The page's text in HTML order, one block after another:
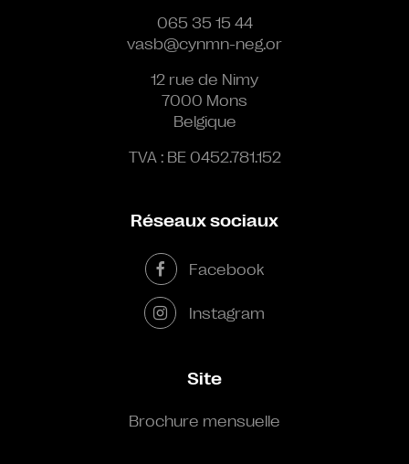
065 35 15 44
vasb@cynmn-neg.or
12 rue de Nimy
7000 Mons
Belgique
TVA : BE 0452.781.152
Réseaux sociaux
Facebook
Instagram
Site
Brochure mensuelle